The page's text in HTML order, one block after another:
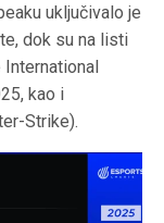
uključivalo je
dok su na listi
International
kao i
Strike).